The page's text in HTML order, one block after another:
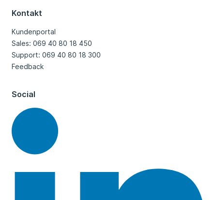
Kontakt
Kundenportal
Sales: 069 40 80 18 450
Support: 069 40 80 18 300
Feedback
Social